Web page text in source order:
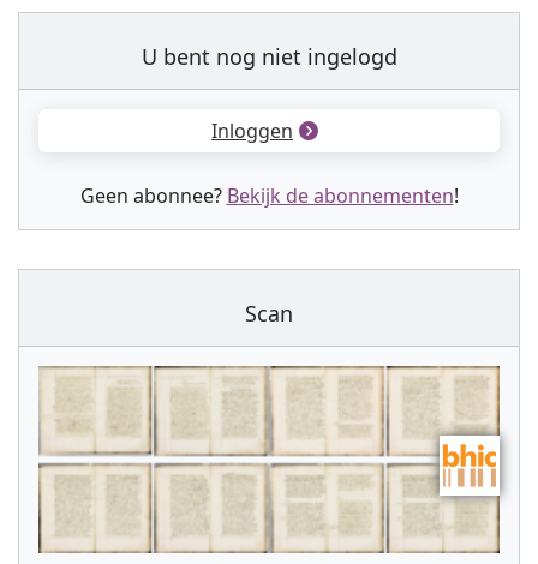
U bent nog niet ingelogd
Inloggen
Geen abonnee? Bekijk de abonnementen!
Scan